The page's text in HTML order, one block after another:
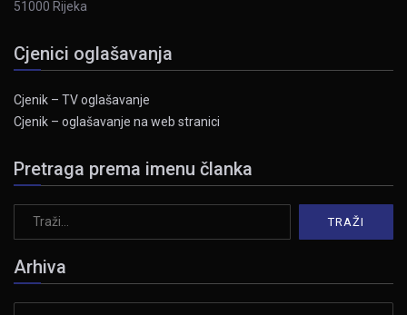
51000 Rijeka
Cjenici oglašavanja
Cjenik – TV oglašavanje
Cjenik – oglašavanje na web stranici
Pretraga prema imenu članka
Arhiva